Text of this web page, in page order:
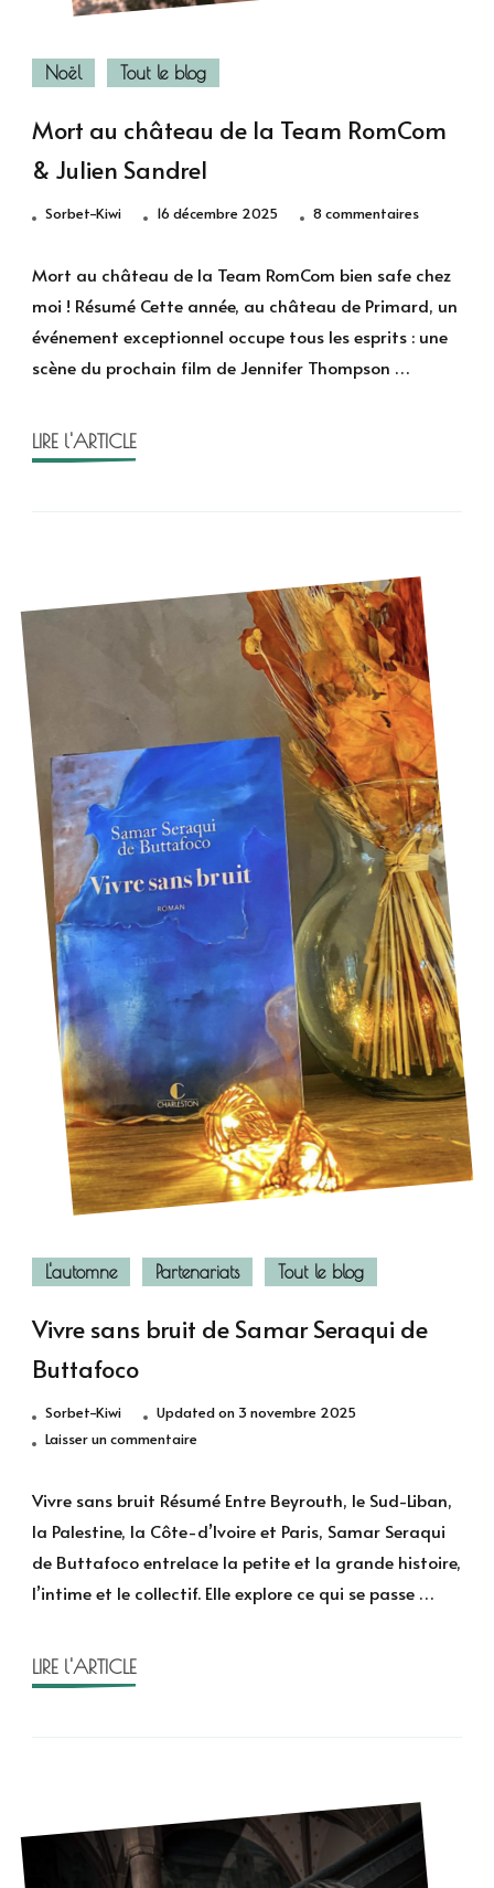
Noël Tout le blog
Mort au château de la Team RomCom
& Julien Sandrel
Sorbet-Kiwi 16 décembre 2025 8 commentairessur
au
de
la
Mort au château de la Team RomCom bien safe chez
moi ! Résumé Cette année, au château de Primard, un
événement exceptionnel occupe tous les esprits : une
scène du prochain film de Jennifer Thompson …
LIRE l'ARTICLE
L'automne Partenariats Tout le blog
Vivre sans bruit de Samar Seraqui de
Buttafoco
Sorbet-Kiwi Updated on 3 novembre 2025
Laisser un commentairesur
sans
de
Samar
Seraqui
Vivre sans bruit​ Résumé Entre Beyrouth, le Sud-Liban,
la Palestine, la Côte-d’Ivoire et Paris, Samar Seraqui
de Buttafoco entrelace la petite et la grande histoire,
l’intime et le collectif. Elle explore ce qui se passe …
LIRE l'ARTICLE